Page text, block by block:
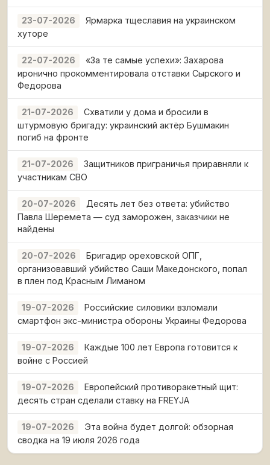
23-07-2026
Ярмарка тщеславия на украинском
хуторе
22-07-2026
«За те самые успехи»: Захарова
иронично прокомментировала отставки Сырского и
Федорова
21-07-2026
Схватили у дома и бросили в
штурмовую бригаду: украинский актёр Бушмакин
погиб на фронте
21-07-2026
Защитников приграничья приравняли к
участникам СВО
20-07-2026
Десять лет без ответа: убийство
Павла Шеремета — суд заморожен, заказчики не
найдены
20-07-2026
Бригадир ореховской ОПГ,
организовавший убийство Саши Македонского, попал
в плен под Красным Лиманом
19-07-2026
Российские силовики взломали
смартфон экс-министра обороны Украины Федорова
19-07-2026
Каждые 100 лет Европа готовится к
войне с Россией
19-07-2026
Европейский противоракетный щит:
десять стран сделали ставку на FREYJA
19-07-2026
Эта война будет долгой: обзорная
сводка на 19 июля 2026 года